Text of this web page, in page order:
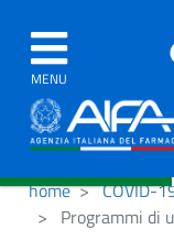
MENU
home
COVID-
Programmi di